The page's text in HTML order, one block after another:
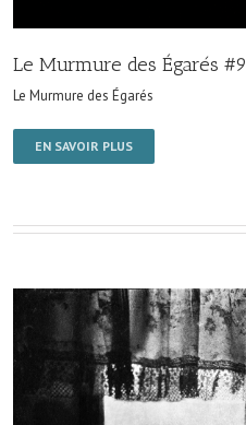
Le Murmure des Égarés #9
Le Murmure des Égarés
EN SAVOIR PLUS